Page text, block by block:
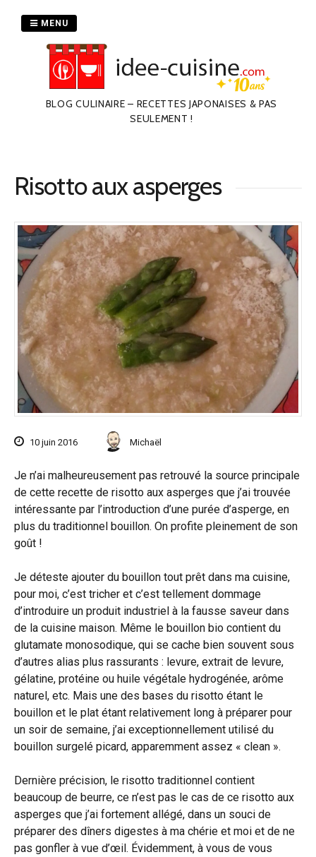
BLOG CULINAIRE – RECETTES JAPONAISES & PAS
SEULEMENT !
MENU
Risotto aux asperges
10 juin 2016 Michaël
Je n’ai malheureusement pas retrouvé la source principale
de cette recette de risotto aux asperges que j’ai trouvée
intéressante par l’introduction d’une purée d’asperge, en
plus du traditionnel bouillon. On profite pleinement de son
goût !
Je déteste ajouter du bouillon tout prêt dans ma cuisine,
pour moi, c’est tricher et c’est tellement dommage
d’introduire un produit industriel à la fausse saveur dans
de la cuisine maison. Même le bouillon bio contient du
glutamate monosodique, qui se cache bien souvent sous
d’autres alias plus rassurants : levure, extrait de levure,
gélatine, protéine ou huile végétale hydrogénée, arôme
naturel, etc. Mais une des bases du risotto étant le
bouillon et le plat étant relativement long à préparer pour
un soir de semaine, j’ai exceptionnellement utilisé du
bouillon surgelé picard, apparemment assez « clean ».
Dernière précision, le risotto traditionnel contient
beaucoup de beurre, ce n’est pas le cas de ce risotto aux
asperges que j’ai fortement allégé, dans un souci de
préparer des dîners digestes à ma chérie et moi et de ne
pas gonfler à vue d’œil. Évidemment, à vous de vous